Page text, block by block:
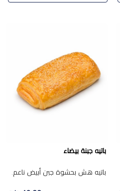
باتيه جبنة بيضاء
باتيه هش بحشوة جبن أبيض ناعم.